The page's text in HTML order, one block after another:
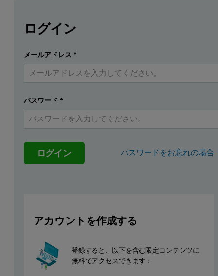
Origins of dA/dc
Equation 1
Calculating dA/dc
The molar extinction coefficient (ε) for proteins is often reported
提出する すでにアカウントを持っています
ログイン
メールアドレス *
パスワード *
ログイン パスワードをお忘れの場合
アカウントを作成する
登録すると、以下を含む限定コンテンツに
無料でアクセスできます：